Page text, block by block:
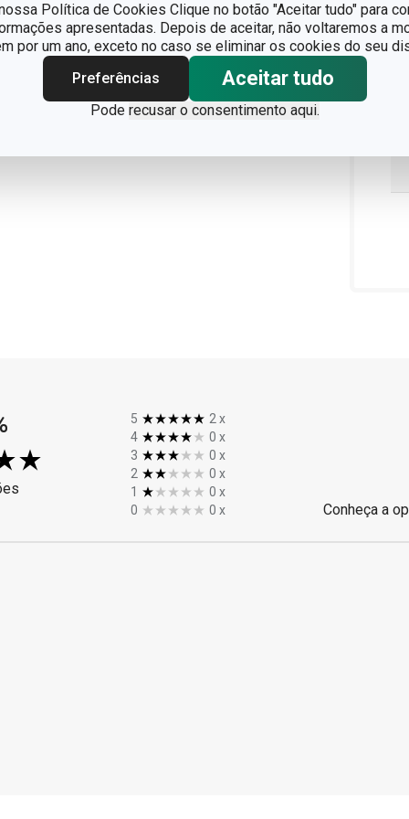
Política de Cookies Clique no botão "Aceitar tudo" para
apresentadas. Depois de aceitar, não voltaremos a
por um ano, exceto no caso se eliminar os cookies do seu
Preferências
Aceitar tudo
Pode recusar o consentimento aqui.
5 2 x
4
0 x
3
0 x
2
0 x
1
0 x
0
0 x Conheça a